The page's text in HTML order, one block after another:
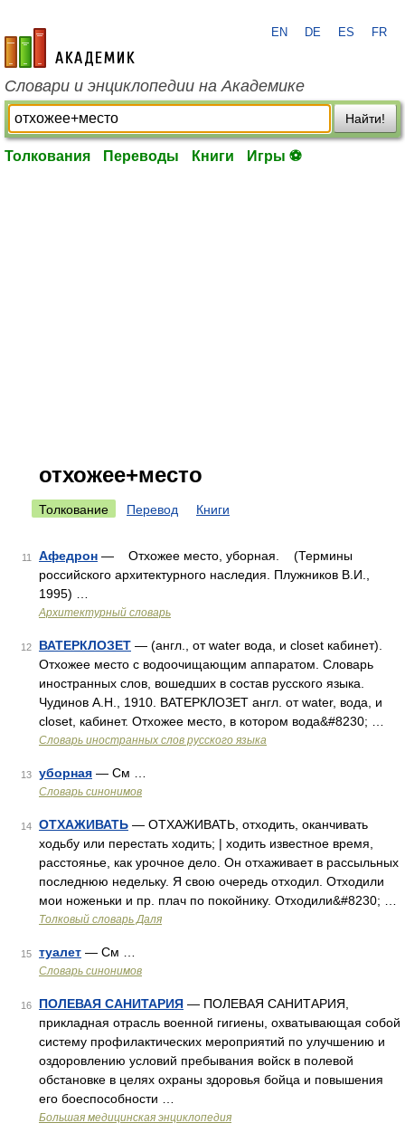
academic.ru
EN DE ES FR
Словари и энциклопедии на Академике
Найти!
Толкования Переводы Книги Игры ⚽
отхожее+место
Толкование Перевод Книги
11 Афедрон — Отхожее место, уборная. (Термины
российского архитектурного наследия. Плужников В.И.,
1995) …
Архитектурный словарь
12 ВАТЕРКЛОЗЕТ — (англ., от water вода, и closet кабинет).
Отхожее место с водоочищающим аппаратом. Словарь
иностранных слов, вошедших в состав русского языка.
Чудинов А.Н., 1910. ВАТЕРКЛОЗЕТ англ. от water, вода, и
closet, кабинет. Отхожее место, в котором вода&#8230; …
Словарь иностранных слов русского языка
13 уборная — См …
Словарь синонимов
14 ОТХАЖИВАТЬ — ОТХАЖИВАТЬ, отходить, оканчивать
ходьбу или перестать ходить; | ходить известное время,
расстоянье, как урочное дело. Он отхаживает в рассыльных
последнюю недельку. Я свою очередь отходил. Отходили
мои ноженьки и пр. плач по покойнику. Отходили&#8230; …
Толковый словарь Даля
15 туалет — См …
Словарь синонимов
16 ПОЛЕВАЯ САНИТАРИЯ — ПОЛЕВАЯ САНИТАРИЯ,
прикладная отрасль военной гигиены, охватывающая собой
систему профилактических мероприятий по улучшению и
оздоровлению условий пребывания войск в полевой
обстановке в целях охраны здоровья бойца и повышения
его боеспособности …
Большая медицинская энциклопедия